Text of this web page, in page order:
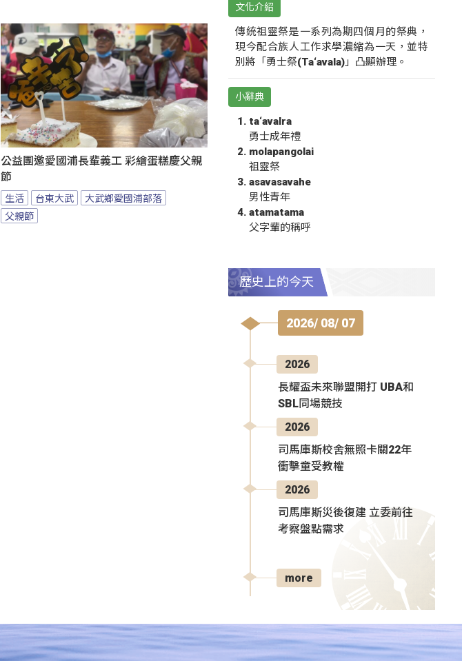
公益團邀愛國浦長輩義工 彩繪蛋糕慶父親
節
生活 台東大武
大武鄉愛國浦部落
父親節
文化介紹
傳統祖靈祭是一系列為期四個月的祭典，
現今配合族人工作求學濃縮為一天，並特
別將「勇士祭(Ta‘avala)」凸顯辦理。
小辭典
ta‘avalra
勇士成年禮
molapangolai
祖靈祭
asavasavahe
男性青年
atamatama
父字輩的稱呼
歷史上的今天
2026/ 08/ 07
2026
長耀盃未來聯盟開打 UBA和
SBL同場競技
2026
司馬庫斯校舍無照卡關22年
衝擊童受教權
2026
司馬庫斯災後復建 立委前往
考察盤點需求
more